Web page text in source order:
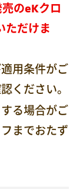
のeKクロ
ただけま
用条件がご
ください。
る場合がご
までおたず